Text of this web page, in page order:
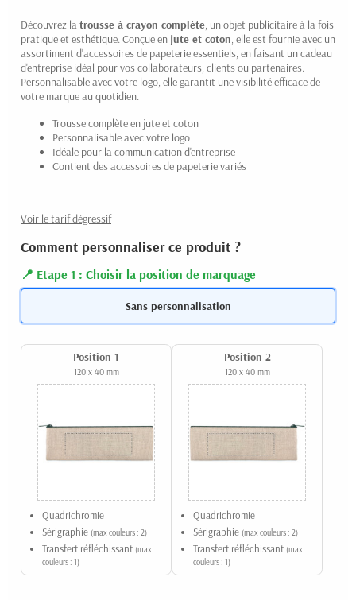
Découvrez la trousse à crayon complète , un objet publicitaire à la fois
pratique et esthétique. Conçue en jute et coton , elle est fournie avec un
assortiment d'accessoires de papeterie essentiels, en faisant un cadeau
d'entreprise idéal pour vos collaborateurs, clients ou partenaires.
Personnalisable avec votre logo, elle garantit une visibilité efficace de
votre marque au quotidien.
Trousse complète en jute et coton
Personnalisable avec votre logo
Idéale pour la communication d'entreprise
Contient des accessoires de papeterie variés
Voir le tarif dégressif
Comment personnaliser ce produit ?
Etape 1 : Choisir la position de marquage
Sans personnalisation
Position 1
120 x 40 mm
Quadrichromie
Sérigraphie (max couleurs : 2)
Transfert réfléchissant (max
couleurs : 1)
Position 2
120 x 40 mm
Quadrichromie
Sérigraphie (max couleurs : 2)
Transfert réfléchissant (max
couleurs : 1)